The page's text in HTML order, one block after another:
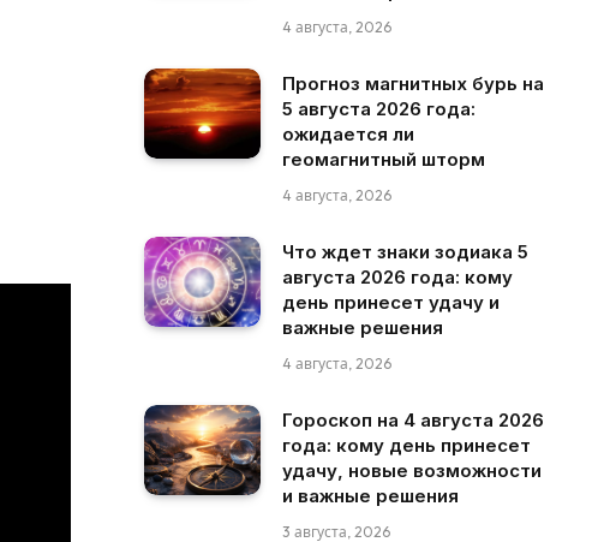
4 августа, 2026
Прогноз магнитных бурь на
5 августа 2026 года:
ожидается ли
геомагнитный шторм
4 августа, 2026
Что ждет знаки зодиака 5
августа 2026 года: кому
день принесет удачу и
важные решения
4 августа, 2026
Гороскоп на 4 августа 2026
года: кому день принесет
удачу, новые возможности
и важные решения
3 августа, 2026